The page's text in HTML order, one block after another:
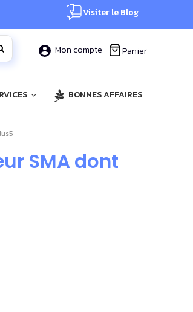
Visiter le Blog
Mon compte Panier
BONNES AFFAIRES
SMA dont